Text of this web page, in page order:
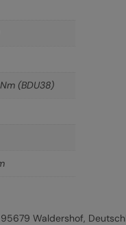
(BDU38)
Waldershof,